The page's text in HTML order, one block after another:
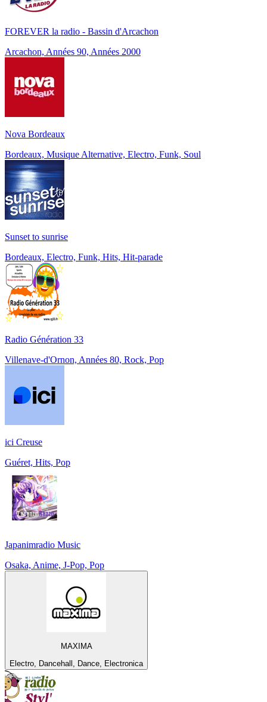
FOREVER la radio - Bassin d'Arcachon
Arcachon, Années 90, Années 2000
Nova Bordeaux
Bordeaux, Musique Alternative, Electro, Funk, Soul
Sunset to sunrise
Bordeaux, Electro, Funk, Hits, Hit-parade
Radio Génération 33
Villenave-d'Ornon, Années 80, Rock, Pop
ici Creuse
Guéret, Hits, Pop
Japanimradio Music
Osaka, Anime, J-Pop, Pop
MAXIMA
Electro, Dancehall, Dance, Electronica